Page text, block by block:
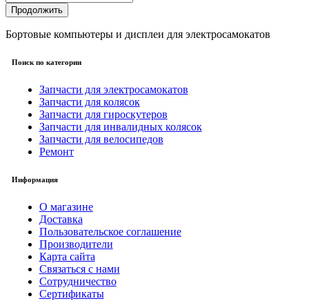
Продолжить
Бортовые компьютеры и дисплеи для электросамокатов
Поиск по категории
Запчасти для электросамокатов
Запчасти для колясок
Запчасти для гироскутеров
Запчасти для инвалидных колясок
Запчасти для велосипедов
Ремонт
Информация
О магазине
Доставка
Пользовательское соглашение
Производители
Карта сайта
Связаться с нами
Сотрудничество
Сертификаты